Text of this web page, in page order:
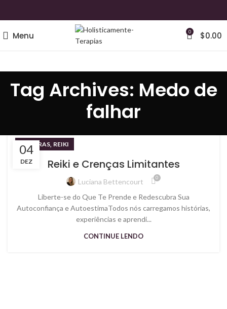
Menu 0 $0.00
Tag Archives: Medo de
falhar
04
DEZ
CHAKRAS, REIKI
Reiki e Crenças Limitantes
Luciana Bettencourt 0
Liberte-se do Que Te Prende e Redescubra Sua
Autoconfiança e AutoestimaTodos nós carregamos histórias,
experiências e aprendi...
CONTINUE LENDO